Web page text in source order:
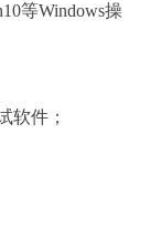
等Windows操
软件；